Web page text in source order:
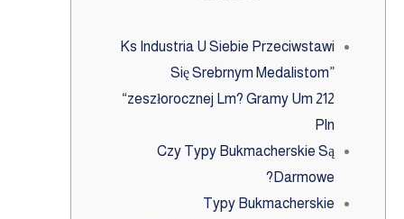
Ks Industria U Siebie Przeciwstawi
Się Srebrnym Medalistom”
“zeszłorocznej Lm? Gramy Um 212
Pln
Czy Typy Bukmacherskie Są
Darmowe?
Typy Bukmacherskie